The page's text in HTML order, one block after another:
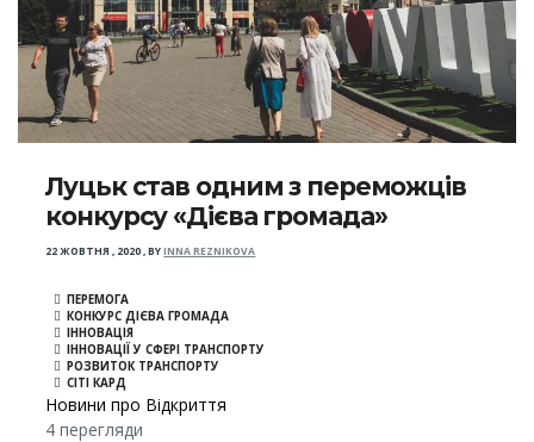
Луцьк став одним з переможців
конкурсу «Дієва громада»
22 ЖОВТНЯ , 2020,BYINNA REZNIKOVA
ПЕРЕМОГА
КОНКУРС ДІЄВА ГРОМАДА
ІННОВАЦІЯ
ІННОВАЦІЇ У СФЕРІ ТРАНСПОРТУ
РОЗВИТОК ТРАНСПОРТУ
СІТІ КАРД
Новини про Відкриття
4 перегляди